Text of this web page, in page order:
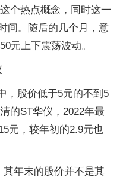
个热点概念，同时这一
间。随后的几个月，意
元上下震荡波动。
，股价低于5元的不到5
的ST华仪，2022年最
元，较年初的2.9元也
其年末的股价并不是其